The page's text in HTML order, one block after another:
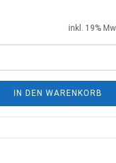
inkl. 19%
IN DEN WARENKORB